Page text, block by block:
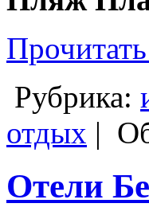
Рубрика:
отдых |
Отели